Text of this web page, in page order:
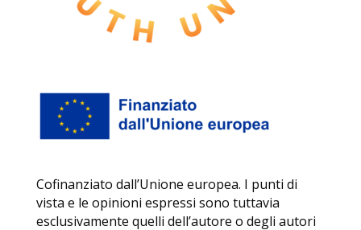
Cofinanziato dall’Unione europea. I punti di
vista e le opinioni espressi sono tuttavia
esclusivamente quelli dell’autore o degli autori